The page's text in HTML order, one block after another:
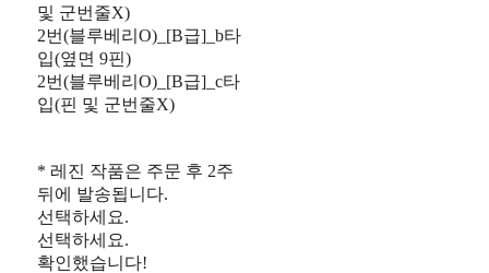
및 군번줄X)
2번(블루베리O)_[B급]_b타
입(옆면 9핀)
2번(블루베리O)_[B급]_c타
입(핀 및 군번줄X)
* 레진 작품은 주문 후 2주
뒤에 발송됩니다.
선택하세요.
선택하세요.
확인했습니다!